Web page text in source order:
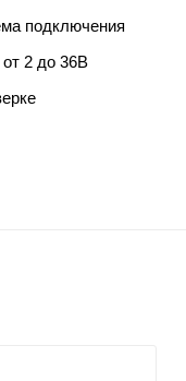
подключения
2 до 36В